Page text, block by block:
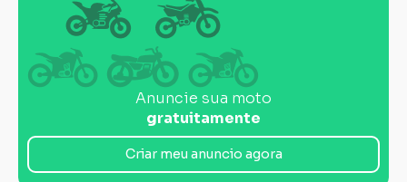
Anuncie sua moto
gratuitamente
Criar meu anuncio agora
Carregando...
Carregando...